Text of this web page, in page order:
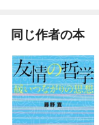
同じ作者の本